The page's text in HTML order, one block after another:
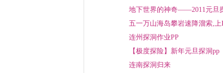
地下世界的神奇——2011元旦
五一万山海岛攀岩速降溜索,
连州探洞作业PP
【极度探险】新年元旦探洞pp
连南探洞归来